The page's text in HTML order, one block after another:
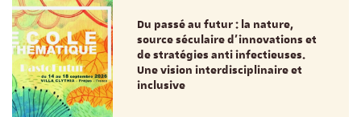
Du passé au futur : la nature,
source séculaire d’innovations et
de stratégies anti infectieuses.
Une vision interdisciplinaire et
inclusive